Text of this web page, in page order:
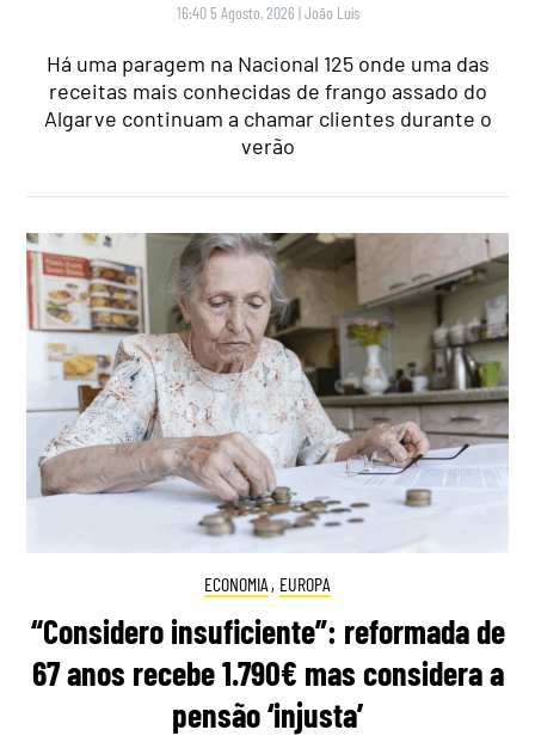
16:40 5 Agosto, 2026 |João Luís
Há uma paragem na Nacional 125 onde uma das
receitas mais conhecidas de frango assado do
Algarve continuam a chamar clientes durante o
verão
ECONOMIA , EUROPA
“Considero insuficiente”: reformada de
67 anos recebe 1.790€ mas considera a
pensão ‘injusta’